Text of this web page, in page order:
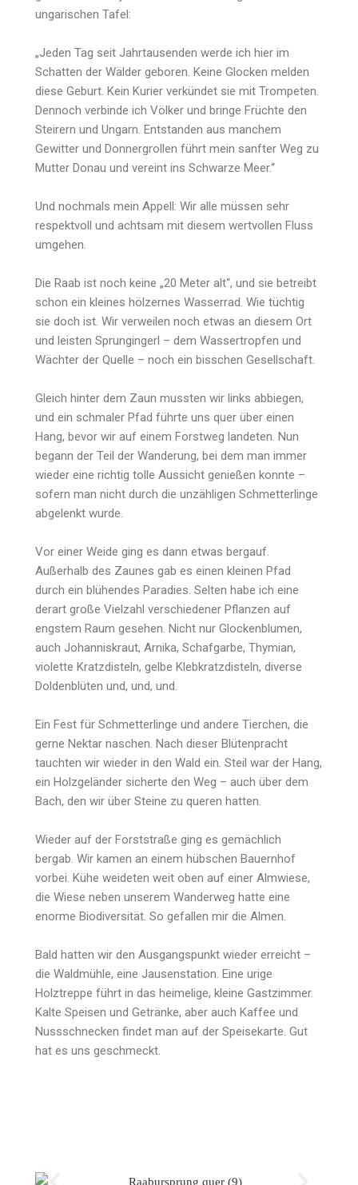
ungarischen Tafel:
„Jeden Tag seit Jahrtausenden werde ich hier im
Schatten der Wälder geboren. Keine Glocken melden
diese Geburt. Kein Kurier verkündet sie mit Trompeten.
Dennoch verbinde ich Völker und bringe Früchte den
Steirern und Ungarn. Entstanden aus manchem
Gewitter und Donnergrollen führt mein sanfter Weg zu
Mutter Donau und vereint ins Schwarze Meer.“
Und nochmals mein Appell: Wir alle müssen sehr
respektvoll und achtsam mit diesem wertvollen Fluss
umgehen.
Die Raab ist noch keine „20 Meter alt“, und sie betreibt
schon ein kleines hölzernes Wasserrad. Wie tüchtig
sie doch ist. Wir verweilen noch etwas an diesem Ort
und leisten Sprungingerl – dem Wassertropfen und
Wächter der Quelle – noch ein bisschen Gesellschaft.
Gleich hinter dem Zaun mussten wir links abbiegen,
und ein schmaler Pfad führte uns quer über einen
Hang, bevor wir auf einem Forstweg landeten. Nun
begann der Teil der Wanderung, bei dem man immer
wieder eine richtig tolle Aussicht genießen konnte –
sofern man nicht durch die unzähligen Schmetterlinge
abgelenkt wurde.
Vor einer Weide ging es dann etwas bergauf.
Außerhalb des Zaunes gab es einen kleinen Pfad
durch ein blühendes Paradies. Selten habe ich eine
derart große Vielzahl verschiedener Pflanzen auf
engstem Raum gesehen. Nicht nur Glockenblumen,
auch Johanniskraut, Arnika, Schafgarbe, Thymian,
violette Kratzdisteln, gelbe Klebkratzdisteln, diverse
Doldenblüten und, und, und.
Ein Fest für Schmetterlinge und andere Tierchen, die
gerne Nektar naschen. Nach dieser Blütenpracht
tauchten wir wieder in den Wald ein. Steil war der Hang,
ein Holzgeländer sicherte den Weg – auch über dem
Bach, den wir über Steine zu queren hatten.
Wieder auf der Forststraße ging es gemächlich
bergab. Wir kamen an einem hübschen Bauernhof
vorbei. Kühe weideten weit oben auf einer Almwiese,
die Wiese neben unserem Wanderweg hatte eine
enorme Biodiversität. So gefallen mir die Almen.
Bald hatten wir den Ausgangspunkt wieder erreicht –
die Waldmühle, eine Jausenstation. Eine urige
Holztreppe führt in das heimelige, kleine Gastzimmer.
Kalte Speisen und Getränke, aber auch Kaffee und
Nussschnecken findet man auf der Speisekarte. Gut
hat es uns geschmeckt.